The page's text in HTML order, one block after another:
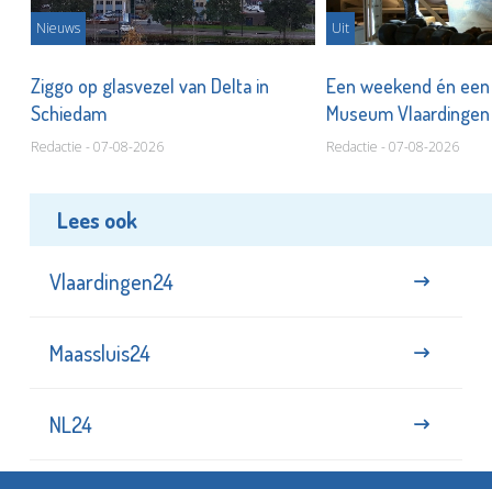
Nieuws
Ziggo op glasvezel van Delta in
Schiedam
Redactie - 07-08-2026
Uit
Een weekend én
Museum
Redactie - 07-08-2026
Lees ook
Vlaardingen24
Maassluis24
NL24